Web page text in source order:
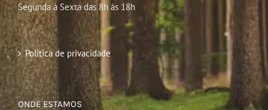
Segunda à Sexta das 8h às 18h
Política de privacidade
ONDE ESTAMOS